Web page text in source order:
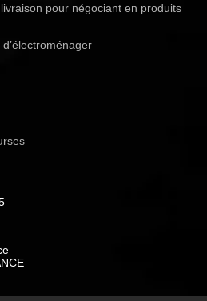
pour négociant en produits